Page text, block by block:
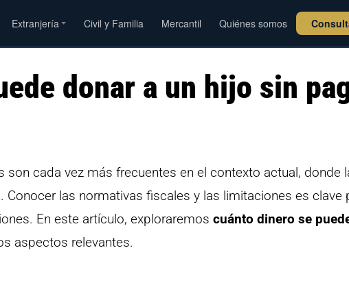
Extranjería Civil y Familia Mercantil Quiénes somos
donar a un hijo sin
cada vez más frecuentes en el contexto actual, donde
las normativas fiscales y las limitaciones es clave
En este artículo, exploraremos cuánto dinero se
aspectos relevantes.